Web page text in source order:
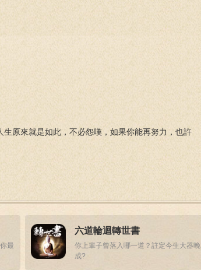
原來就是如此，不必怨嘆，如果你能再努力，也許
最
六道輪迴轉世書
你上輩子曾落入哪一道？註定今生大器晚
成?